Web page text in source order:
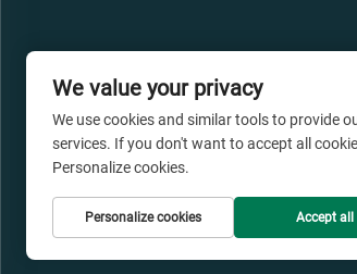
著作権 © 広州Cyspace知能
We value your privacy
We use cookies and similar tools to provide
services. If you don't want to accept all
Personalize cookies.
Personalize cookies Accept all